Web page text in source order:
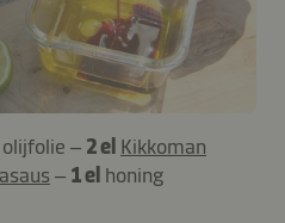
olijfolie – 2 el Kikkoman
– 1 el honing